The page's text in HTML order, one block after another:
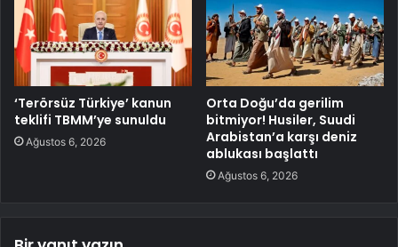
‘Terörsüz Türkiye’ kanun
teklifi TBMM’ye sunuldu
Ağustos 6, 2026
Orta Doğu’da gerilim
bitmiyor! Husiler, Suudi
Arabistan’a karşı deniz
ablukası başlattı
Ağustos 6, 2026